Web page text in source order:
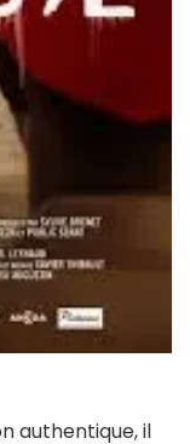
authentique, il